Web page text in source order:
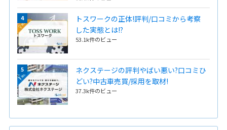
トスワークの正体!評判/口コミから考察
した実態とは!?
53.1k件のビュー
ネクステージの評判やばい悪い?口コミひ
どい?中古車売買/採用を取材!
37.3k件のビュー